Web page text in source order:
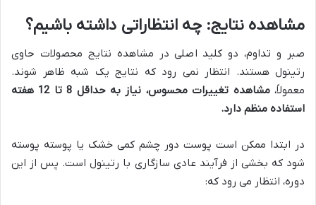
مشاهده نتایج: چه انتظاراتی داشته باشیم؟
صبر و تداوم، دو کلید اصلی در مشاهده نتایج محصولات حاوی
رتینول هستند. انتظار نمی رود که نتایج یک شبه ظاهر شوند.
معمولاً،
مشاهده تغییرات محسوس، نیاز به حداقل 8 تا 12 هفته
استفاده منظم دارد.
در ابتدا ممکن است پوست دور چشم کمی خشک یا پوسته پوسته
شود که بخشی از فرآیند عادی سازگاری با رتینول است. پس از این
دوره، انتظار می رود که: